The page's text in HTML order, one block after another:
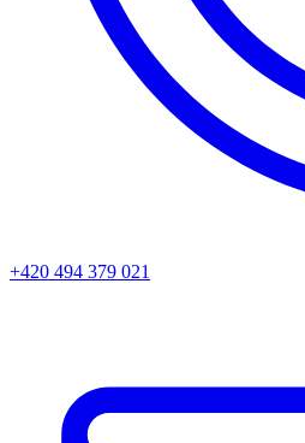
+420 494 379 021